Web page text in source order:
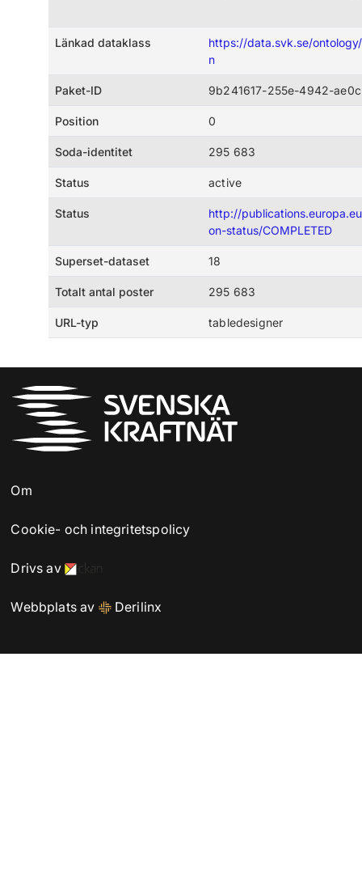
Länkad dataklass
https://data.svk.se/
n
Paket-ID 9b241617-255e-4942-
Position 0
Soda-identitet 295 683
Status active
Status
http://
on-status/COMPLETED
Superset-dataset 18
Totalt antal poster 295 683
URL-typ tabledesigner
Om
Cookie- och integritetspolicy
Drivs av
Webbplats av Derilinx